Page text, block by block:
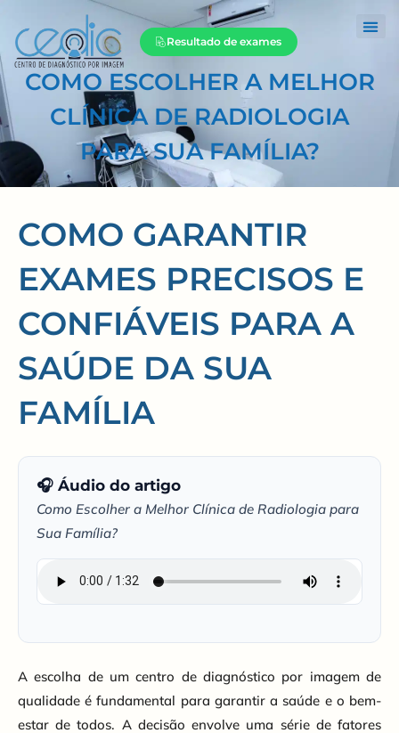
Resultado de exames
COMO ESCOLHER A MELHOR
CLÍNICA DE RADIOLOGIA
PARA SUA FAMÍLIA?
COMO GARANTIR
EXAMES PRECISOS E
CONFIÁVEIS PARA A
SAÚDE DA SUA
FAMÍLIA
🎧 Áudio do artigo
Como Escolher a Melhor Clínica de Radiologia para
Sua Família?
A escolha de um centro de diagnóstico por imagem de
qualidade é fundamental para garantir a saúde e o bem-
estar de todos. A decisão envolve uma série de fatores